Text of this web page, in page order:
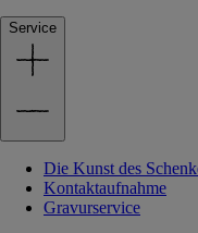
Service
Die Kunst des
Kontaktaufnahme
Gravurservice